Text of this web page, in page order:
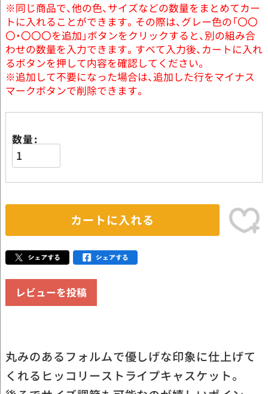
※同じ商品で、他の色、サイズなどの数量をまとめてカー
トに入れることができます。その際は、グレー色の「〇〇
〇・〇〇〇を追加」ボタンをクリックすると、別の組み合
わせの数量を入力できます。すべて入力後、カートに入れ
るボタンを押して内容を確認してください。
※追加して不要になった場合は、追加した行をマイナス
マークボタンで削除できます。
数量
カートに入れる
レビューを投稿
丸みのあるフォルムで優しげな印象に仕上げて
くれるヒッコリーストライプキャスケット。